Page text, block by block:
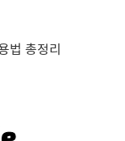
법 총정리